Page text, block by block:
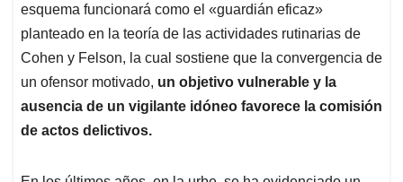
esquema funcionará como el «guardián eficaz»
planteado en la teoría de las actividades rutinarias de
Cohen y Felson, la cual sostiene que la convergencia de
un ofensor motivado, un objetivo vulnerable y la
ausencia de un vigilante idóneo favorece la comisión
de actos delictivos.